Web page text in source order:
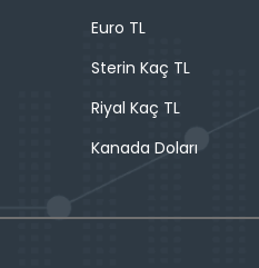
Euro TL
Sterin Kaç TL
Riyal Kaç TL
Kanada Doları